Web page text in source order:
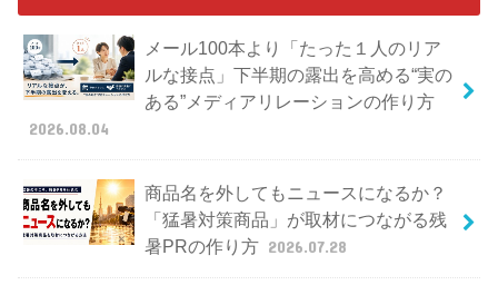
メール100本より「たった１人のリア
ルな接点」下半期の露出を高める“実の
ある”メディアリレーションの作り方
2026.08.04
商品名を外してもニュースになるか？
「猛暑対策商品」が取材につながる残
暑PRの作り方 2026.07.28